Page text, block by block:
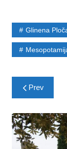
Glinena
Post
navigation
Prev